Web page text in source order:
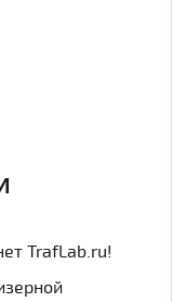
TrafLab.ru!